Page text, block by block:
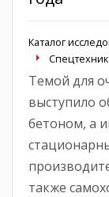
Каталог
Темой для
выступило
бетоном, а
также